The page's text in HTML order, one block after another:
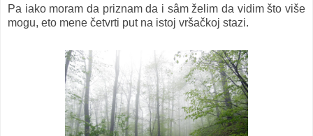
Pa iako moram da priznam da i sâm želim da vidim što više
mogu, eto mene četvrti put na istoj vršačkoj stazi.